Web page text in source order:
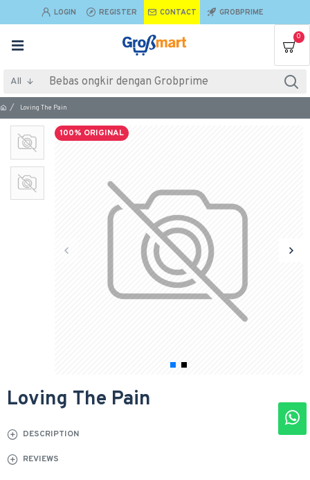
LOGIN REGISTER CONTACT GROBPRIME
0
All
Loving The Pain
100% ORIGINAL
Loving The Pain
DESCRIPTION
REVIEWS